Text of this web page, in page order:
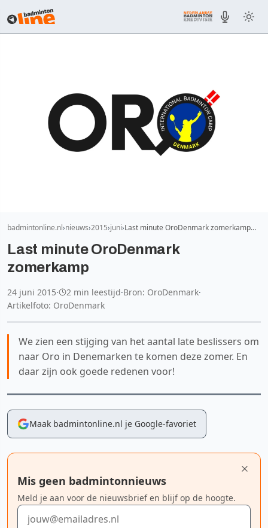
badmintonline.nl nieuws 2015 juni Last minute OroDenmark zomerkamp…
Last minute OroDenmark
zomerkamp
24 juni 2015· 2 min leestijd·Bron: OroDenmark·
Artikelfoto: OroDenmark
We zien een stijging van het aantal late beslissers om
naar Oro in Denemarken te komen deze zomer. En
daar zijn ook goede redenen voor!
Maak badmintonline.nl je Google-favoriet
Mis geen badmintonnieuws
Meld je aan voor de nieuwsbrief en blijf op de hoogte.
E-mailadres